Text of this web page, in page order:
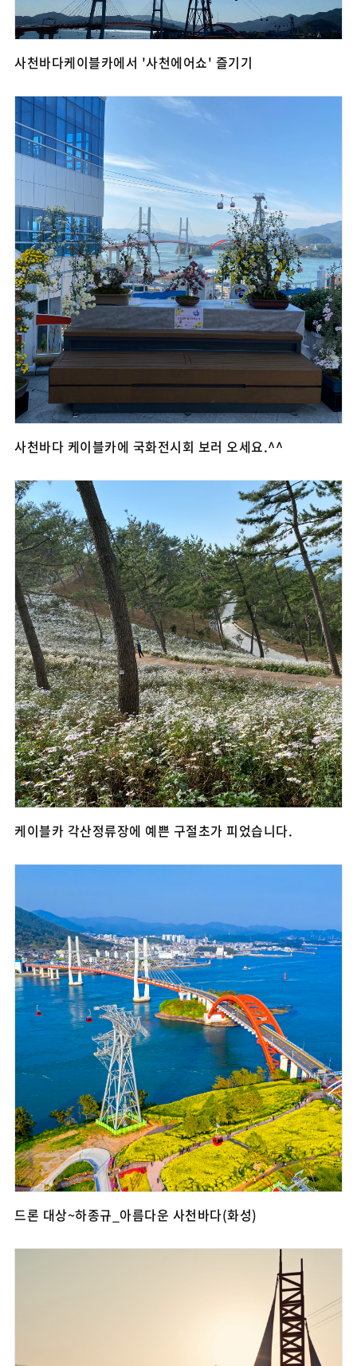
사천바다케이블카에서 '사천에어쇼' 즐기기
사천바다 케이블카에 국화전시회 보러 오세요.^^
케이블카 각산정류장에 예쁜 구절초가 피었습니다.
드론 대상~하종규_아름다운 사천바다(화성)